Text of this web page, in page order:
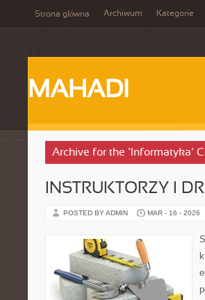
Strona główna Archiwum Kategorie
MAHADI
Archive for the ‘Informatyka’
INSTRUKTORZY I
POSTED BY ADMIN MAR - 16 - 2026